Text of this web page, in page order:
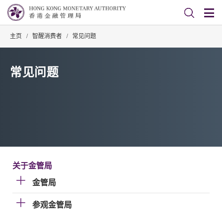
主页 / 智醒消费者 / 常见问题
常见问题
关于金管局
金管局
参观金管局